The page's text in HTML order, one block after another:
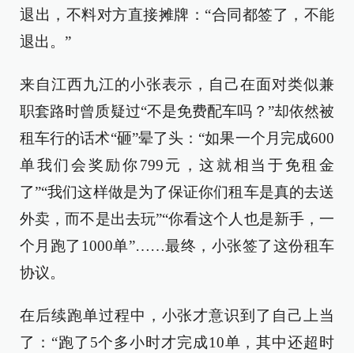
退出，不料对方直接摊牌：“合同都签了，不能
退出。”
来自江西九江的小张表示，自己在面对类似兼
职套路时曾质疑过“不是免费配车吗？”却依然被
租车行的话术“砸”晕了头：“如果一个月完成600
单我们会奖励你799元，这就相当于免租金
了”“我们这样做是为了保证你们租车是真的去送
外卖，而不是出去玩”“你看这个人也是新手，一
个月跑了1000单”……最终，小张签了这份租车
协议。
在后续跑单过程中，小张才意识到了自己上当
了：“跑了5个多小时才完成10单，其中还超时